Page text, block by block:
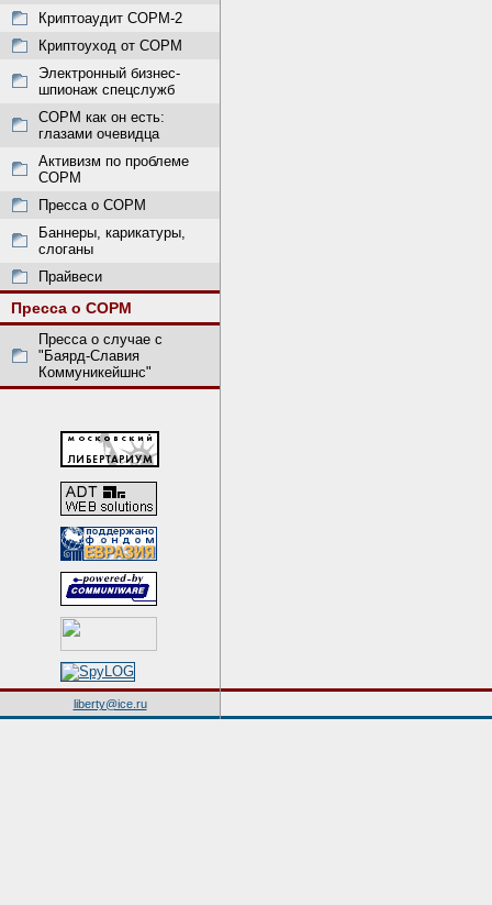
Криптоаудит СОРМ-2
Криптоуход от СОРМ
Электронный бизнес-
шпионаж спецслужб
СОРМ как он есть:
глазами очевидца
Активизм по проблеме
СОРМ
Пресса о СОРМ
Баннеры, карикатуры,
слоганы
Прайвеси
Пресса о СОРМ
Пресса о случае с
"Баярд-Славия
Коммуникейшнс"
liberty@ice.ru